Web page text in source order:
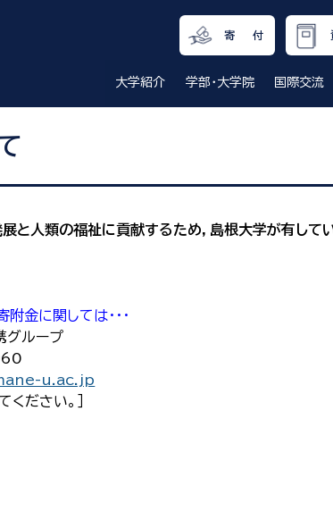
寄 付
大学紹介 学部・大学院 国際交流
と人類の福祉に貢献するため，島根大学が有し
金に関しては・・・
グループ
u.ac.jp
ください。］